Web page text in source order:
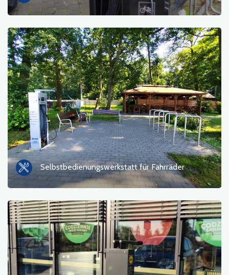
Selbstbedienungswerkstatt für Fahrräder